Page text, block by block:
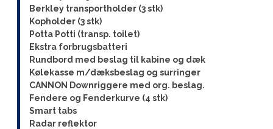
Berkley transportholder (3 stk)
Kopholder (3 stk)
Potta Potti (transp. toilet)
Ekstra forbrugsbatteri
Rundbord med beslag til kabine og dæk
Kølekasse m/dæksbeslag og surringer
CANNON Downriggere med org. beslag.
Fendere og Fenderkurve (4 stk)
Smart tabs
Radar reflektor